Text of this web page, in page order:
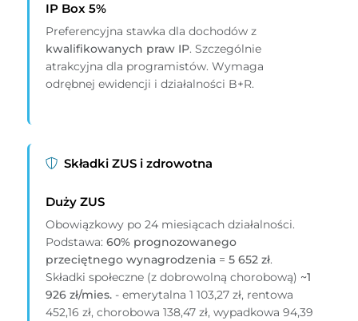
IP Box 5%
Preferencyjna stawka dla dochodów z
kwalifikowanych praw IP. Szczególnie
atrakcyjna dla programistów. Wymaga
odrębnej ewidencji i działalności B+R.
Składki ZUS i zdrowotna
Duży ZUS
Obowiązkowy po 24 miesiącach działalności.
Podstawa:60% prognozowanego
przeciętnego wynagrodzenia =5 652 zł.
Składki społeczne (z dobrowolną chorobową) ~1
926 zł/mies. - emerytalna 1 103,27 zł, rentowa
452,16 zł, chorobowa 138,47 zł, wypadkowa 94,39